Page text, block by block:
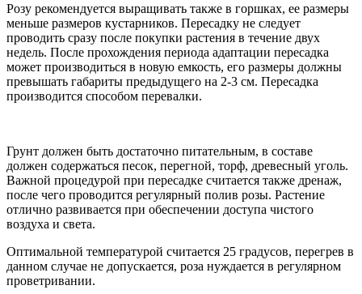
Розу рекомендуется выращивать также в горшках, ее размеры
меньше размеров кустарников. Пересадку не следует
проводить сразу после покупки растения в течение двух
недель. После прохождения периода адаптации пересадка
может производиться в новую емкость, его размеры должны
превышать габариты предыдущего на 2-3 см. Пересадка
производится способом перевалки.
Грунт должен быть достаточно питательным, в составе
должен содержаться песок, перегной, торф, древесный уголь.
Важной процедурой при пересадке считается также дренаж,
после чего проводится регулярный полив розы. Растение
отлично развивается при обеспечении доступа чистого
воздуха и света.
Оптимальной температурой считается 25 градусов, перегрев в
данном случае не допускается, роза нуждается в регулярном
проветривании.